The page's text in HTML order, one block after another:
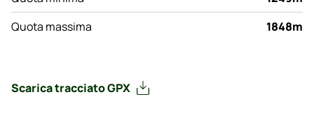
Quota massima
1848m
Scarica tracciato GPX